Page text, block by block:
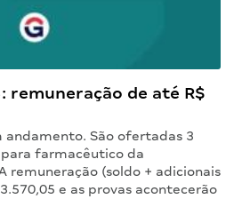
remuneração de até R$
andamento. São ofertadas 3
farmacêutico da
remuneração (soldo + adicionais
e as provas acontecerão